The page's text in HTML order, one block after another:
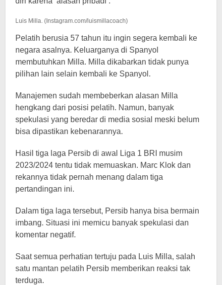
Luis Milla. (Instagram.com/luismillacoach)
Pelatih berusia 57 tahun itu ingin segera kembali ke
negara asalnya. Keluarganya di Spanyol
membutuhkan Milla. Milla dikabarkan tidak punya
pilihan lain selain kembali ke Spanyol.
Manajemen sudah membeberkan alasan Milla
hengkang dari posisi pelatih. Namun, banyak
spekulasi yang beredar di media sosial meski belum
bisa dipastikan kebenarannya.
Hasil tiga laga Persib di awal Liga 1 BRI musim
2023/2024 tentu tidak memuaskan. Marc Klok dan
rekannya tidak pernah menang dalam tiga
pertandingan ini.
Dalam tiga laga tersebut, Persib hanya bisa bermain
imbang. Situasi ini memicu banyak spekulasi dan
komentar negatif.
Saat semua perhatian tertuju pada Luis Milla, salah
satu mantan pelatih Persib memberikan reaksi tak
terduga.